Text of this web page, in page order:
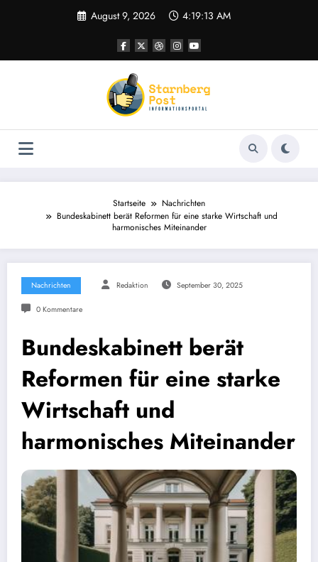
August 9, 2026 4:19:14 AM
Startseite
Nachrichten
Bundeskabinett berät Reformen für eine starke Wirtschaft und
harmonisches Miteinander
Nachrichten Redaktion September 30, 2025
0 Kommentare
Bundeskabinett berät
Reformen für eine starke
Wirtschaft und
harmonisches Miteinander